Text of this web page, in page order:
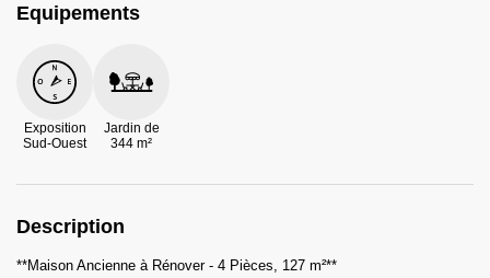
Equipements
Exposition
Sud-Ouest
Jardin de
344 m²
Description
**Maison Ancienne à Rénover - 4 Pièces, 127 m²**